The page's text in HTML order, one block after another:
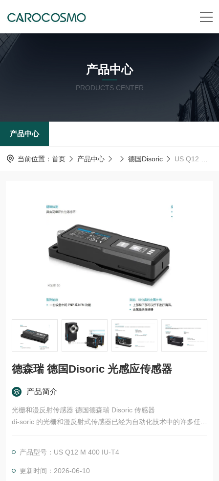
产品中心
PRODUCTS CENTER
产品中心
当前位置： 首页 产品中心 德国Disoric US Q12 M 400 IU-T4德森瑞 德国Disoric 光感应传感器
德森瑞 德国Disoric 光感应传感器
产品简介
光栅和漫反射传感器 德国德森瑞 Disoric 传感器
di-soric 的光栅和漫反射式传感器已经为自动化技术中的许多任务
领域开发了多种型号和功能原理。这些产品适用于快速、安全的
器.LHT 41 M 0.2 G3-T3德国德森瑞 DISORIC传感器Disoric德森
瑞 德森瑞德森瑞 德森瑞 德国Disoric 光感应传感器
产品型号：US Q12 M 400 IU-T4
更新时间：2026-06-10